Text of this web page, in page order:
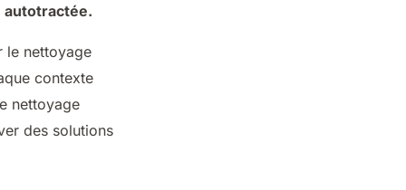
autotractée.
le nettoyage
contexte
nettoyage
des solutions